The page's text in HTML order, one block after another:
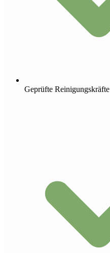
Geprüfte Reinigungskräfte